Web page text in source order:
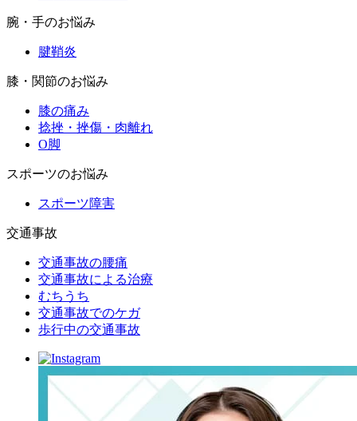
腕・手のお悩み
腱鞘炎
膝・関節のお悩み
膝の痛み
捻挫・挫傷・肉離れ
O脚
スポーツのお悩み
スポーツ障害
交通事故
交通事故の腰痛
交通事故による治療
むちうち
交通事故でのケガ
歩行中の交通事故